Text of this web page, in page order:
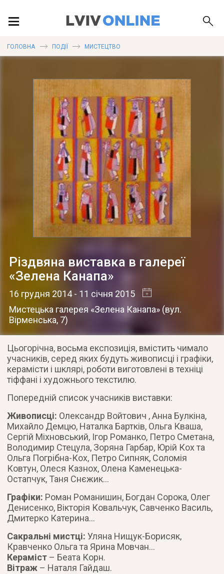
ПУБЛІКАЦІЇ
ДОВІДКА
ГОЛОВНА ПОДІЇ МИСТЕЦТВО
Різдвяна виставка в галереї
«Зелена Канапа»
16 грудня 2014- 11 січня 2015
Мистецька галерея «Зелена Канапа» (вул.
Вірменська, 7)
Цьогорічна, восьма експозиція, вмістить чимало
учасників, серед яких будуть живописці і графіки,
керамісти і шклярі, роботи виготовлені в техніці
тіффані і художнього текстилю.
Попередній список учасників виставки:
Живописці: Олександр Войтович , Анна Булкіна,
Михайло Демцю, Наталка Бартків, Ольга Кваша,
Сергій Міхновський, Ігор Романко, Петро Сметана,
Володимир Стецула, Зоряна Гарбар, Юрій Кох та
Ольга Погрібна-Кох, Петро Сипняк, Соломія
Ковтун, Олеся Казнох, Олена Каменецька-
Остапчук, Таня Снєжик…
Графіки: Роман Романишин, Богдан Сорока, Олег
Денисенко, Вікторія Ковальчук, Савченко Василь,
Дмитерко Катерина…
Сакральні мистці: Уляна Нищук-Борисяк,
Кравченко Ольга та Ярина Мовчан…
Кераміст – Беата Корн.
Вітраж – Наталя Гайдаш.